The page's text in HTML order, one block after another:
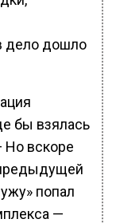
дело дошло
бы взялась
Но вскоре
попал
—